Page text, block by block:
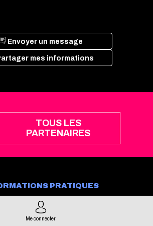
Envoyer un message
mes informations
TOUS LES
PARTENAIRES
PRATIQUES
Me connecter